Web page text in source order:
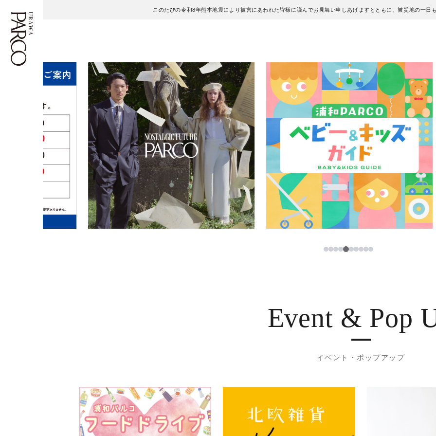
このたびの令和8年熊本地震により被害にあわれた皆様に謹んでお見舞い申しあげますとともに、被災地の一日
フロアガイド
施設案内・アクセス
イベント・ポップアップ
レストラン・カフェ
PARCOメンバーズ
ENGLISH
ภาษาไทย
12345678910
Event & Pop
イベント・ポップアップ